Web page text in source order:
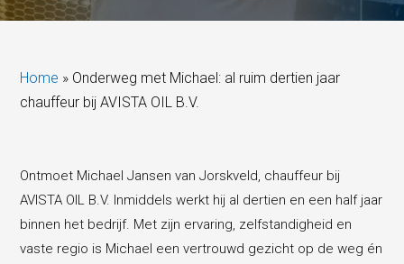
Home » Onderweg met Michael: al ruim dertien jaar
chauffeur bij AVISTA OIL B.V.
Ontmoet Michael Jansen van Jorskveld, chauffeur bij
AVISTA OIL B.V. Inmiddels werkt hij al dertien en een half jaar
binnen het bedrijf. Met zijn ervaring, zelfstandigheid en
vaste regio is Michael een vertrouwd gezicht op de weg én